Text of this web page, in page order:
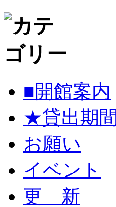
■開館案内
★貸出期間
お願い
イベント
更 新